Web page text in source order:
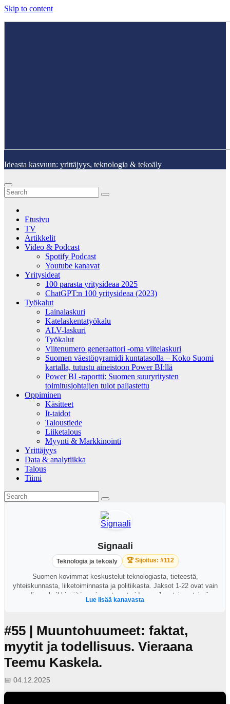
Skip to content
Ideasta kasvuun: yrittäjyys, teknologia & tekoäly
Etusivu
TV
Artikkelit
Video & Podcast
Spotify Podcast
Youtube kanavat
Yritysideat
100 parasta yritysideaa 2025
ChatGPT:n 100 yritysideaa (2023)
Työkalut
Lainalaskuri
Katelaskentatyökalu
ALV-laskuri
Työkalut
Viitenumero generaattori -oma viitelaskuri
Suomen väestöpyramidi kuntatasolla – Koko Suomi
kartalla, tutustu aineistoon Power BI:llä
Power BI -raportti: Suomen suuryritysten
toimitusjohtajien tulot paljastettu
Oppiminen
Käsitteet
It-taidot
Taloustiede
Liiketalous
Myynti & Markkinointi
Yrittäjyys
Data & analytiikka
Talous
Tiimi
Signaali
Teknologia ja tekoäly 🏆 Sijoitus: #112
Suomen kovimmat keskustelut teknologiasta, tieteestä,
yhteiskunnasta, liiketoiminnasta ja politiikasta. Jaksot 1-22 ovat vain
audiona, kaikki näitä uusimmat ovat videona. Juontajana toimii
George Lapinlampi.
Lue lisää kanavasta
#55 | Muuntohuumeet: faktat,
myytit ja todellisuus. Vieraana
Teemu Kaskela.
📅 04.12.2025